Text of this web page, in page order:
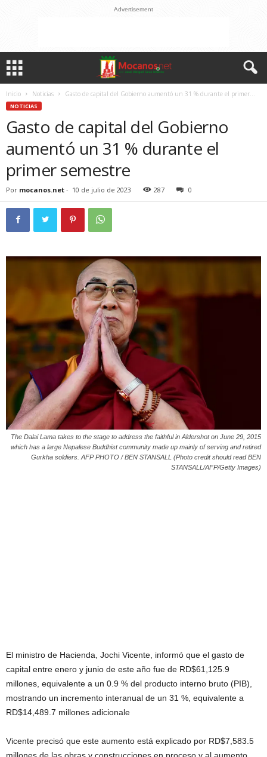
Advertisement
Inicio Noticias Gasto de capital del Gobierno aumentó un 31 % durante el primer...
NOTICIAS
Gasto de capital del Gobierno
aumentó un 31 % durante el
primer semestre
Por mocanos.net - 10 de julio de 2023 287 0
The Dalai Lama takes to the stage to address the faithful in Aldershot on June 29, 2015
which has a large Nepalese Buddhist community made up mainly of serving and retired
Gurkha soldiers. AFP PHOTO / BEN STANSALL (Photo credit should read BEN
STANSALL/AFP/Getty Images)
El ministro de Hacienda, Jochi Vicente, informó que el gasto de
capital entre enero y junio de este año fue de RD$61,125.9
millones, equivalente a un 0.9 % del producto interno bruto (PIB),
mostrando un incremento interanual de un 31 %, equivalente a
RD$14,489.7 millones adicionale
Vicente precisó que este aumento está explicado por RD$7,583.5